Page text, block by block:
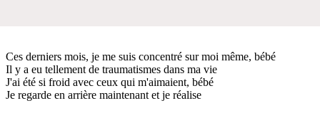
Ces derniers mois, je me suis concentré sur moi même, bébé
Il y a eu tellement de traumatismes dans ma vie
J'ai été si froid avec ceux qui m'aimaient, bébé
Je regarde en arrière maintenant et je réalise